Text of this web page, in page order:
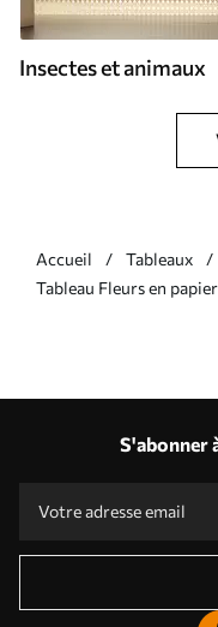
Insectes et animaux
Accueil Tableaux
Tableau Fleurs en
S'abonner